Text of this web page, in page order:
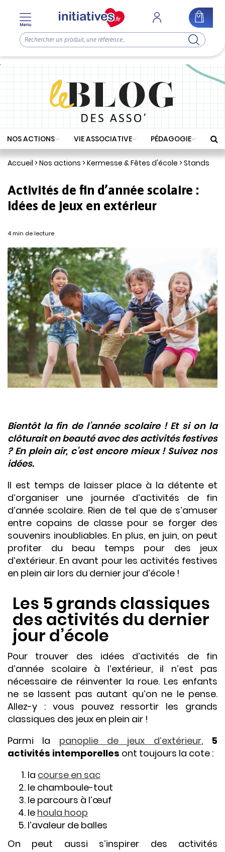
NOS ACTIONS VIE ASSOCIATIVE PÉDAGOGIE
Accueil >Nos actions >Kermesse & Fêtes d'école >Stands
Activités de fin d’année scolaire :
idées de jeux en extérieur
4 min de lecture
Bientôt la fin de l’année scolaire ! Et si on la
clôturait en beauté avec des activités festives
? En plein air, c’est encore mieux ! Suivez nos
idées.
Il est temps de laisser place à la détente et
d’organiser une journée d’activités de fin
d’année scolaire. Rien de tel que de s’amuser
entre copains de classe pour se forger des
souvenirs inoubliables. En plus, en juin, on peut
profiter du beau temps pour des jeux
d’extérieur. En avant pour les activités festives
en plein air lors du dernier jour d’école !
Les 5 grands classiques
des activités du dernier
jour d’école
Pour trouver des idées d’activités de fin
d’année scolaire à l’extérieur, il n’est pas
nécessaire de réinventer la roue. Les enfants
ne se lassent pas autant qu’on ne le pense.
Allez-y : vous pouvez ressortir les grands
classiques des jeux en plein air !
Parmi la panoplie de jeux d’extérieur, 5
activités intemporelles ont toujours la cote :
la course en sac
le chamboule-tout
le parcours à l’œuf
le houla hoop
l’avaleur de balles
On peut aussi s’inspirer des activités
Menu